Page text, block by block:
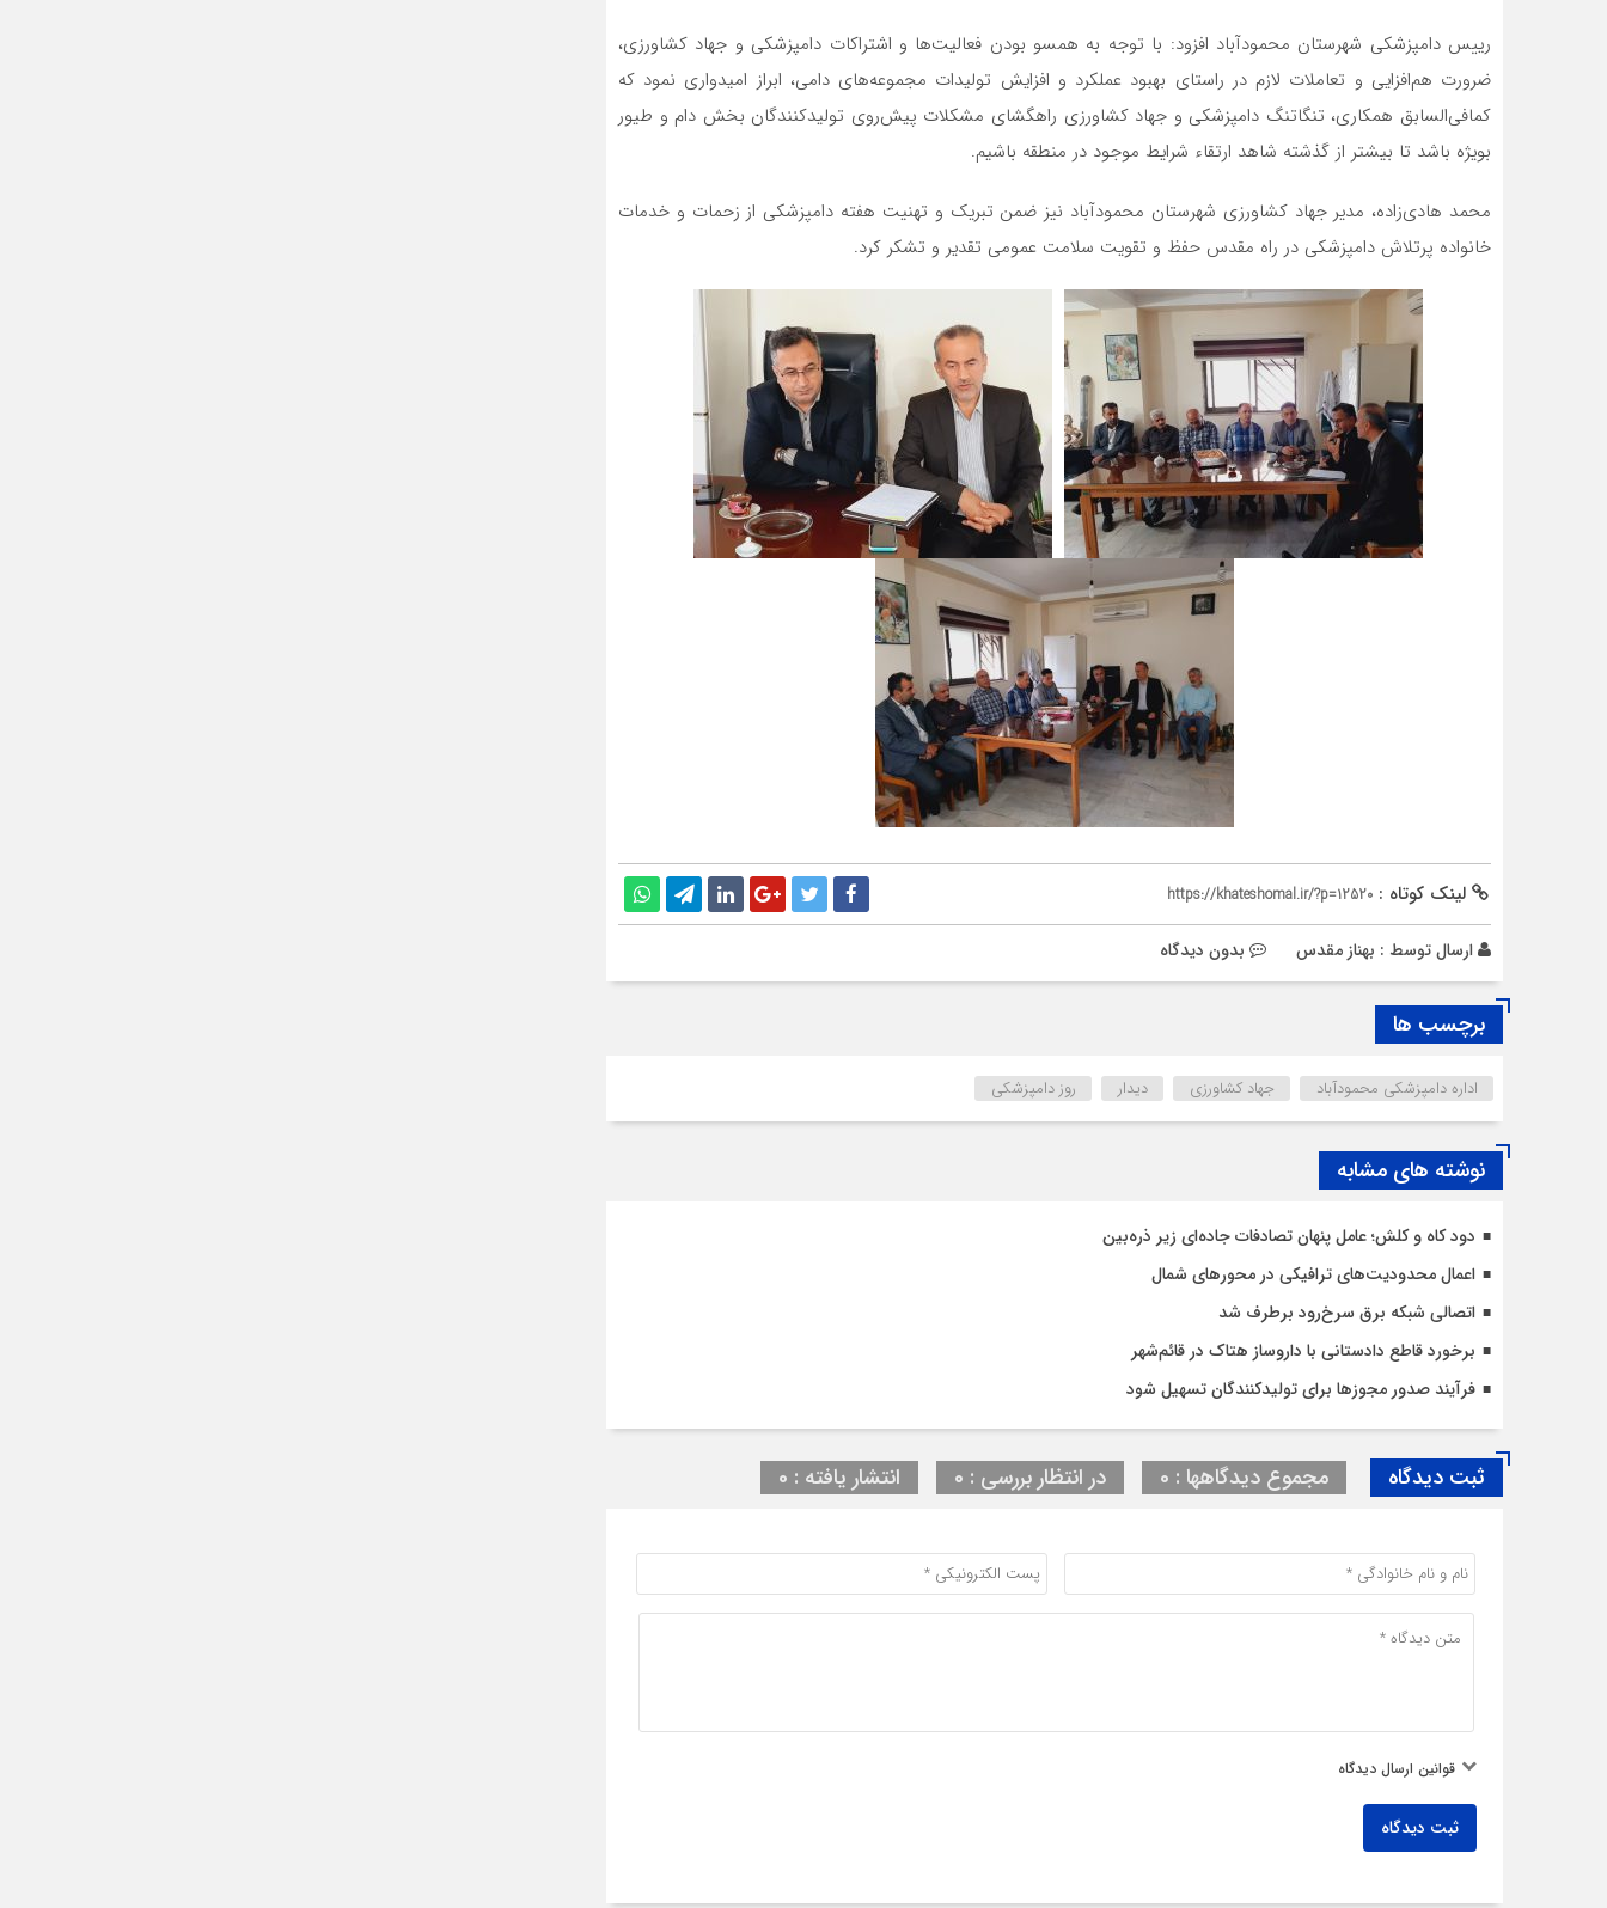
رییس دامپزشکی شهرستان محمودآباد افزود: با توجه به همسو بودن فعالیت‌ها و اشتراکات دامپزشکی و جهاد کشاورزی،
ضرورت هم‌افزایی و تعاملات لازم در راستای بهبود عملکرد و افزایش تولیدات مجموعه‌های دامی، ابراز امیدواری نمود که
کمافی‌السابق همکاری، تنگاتنگ دامپزشکی و جهاد کشاورزی راهگشای مشکلات پیش‌روی تولیدکنندگان بخش دام و طیور
بویژه باشد تا بیشتر از گذشته شاهد ارتقاء شرایط موجود در منطقه باشیم.
محمد هادی‌زاده، مدیر جهاد کشاورزی شهرستان محمودآباد نیز ضمن تبریک و تهنیت هفته دامپزشکی از زحمات و خدمات
خانواده پرتلاش دامپزشکی در راه مقدس حفظ و تقویت سلامت عمومی تقدیر و تشکر کرد.
لینک کوتاه : https://khateshomal.ir/?p=12520
ارسال توسط : بهناز مقدس بدون دیدگاه
برچسب ها
اداره دامپزشکی محمودآباد جهاد کشاورزی دیدار روز دامپزشکی
نوشته های مشابه
دود کاه و کلش؛ عامل پنهان تصادفات جاده‌ای زیر ذره‌بین
اعمال محدودیت‌‌های ترافیکی در محورهای شمال
اتصالی شبکه برق سرخ‌رود برطرف شد
برخورد قاطع دادستانی با داروساز هتاک در قائم‌شهر
فرآیند صدور مجوزها برای تولیدکنندگان تسهیل شود
ثبت دیدگاه مجموع دیدگاهها : 0 در انتظار بررسی : 0 انتشار یافته : 0
قوانین ارسال دیدگاه
ثبت دیدگاه